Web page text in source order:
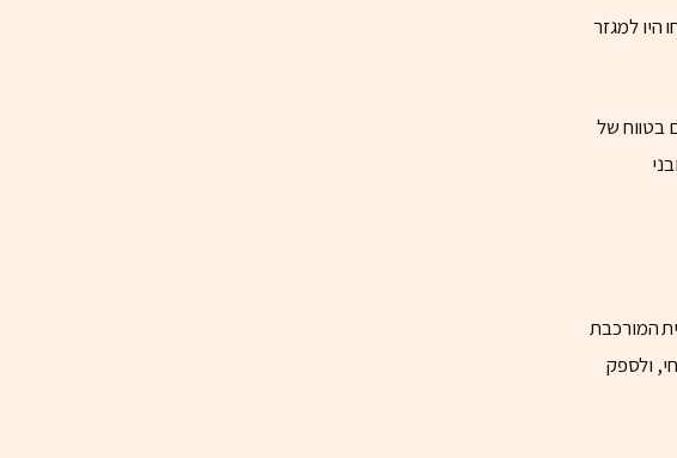
שקל. כ-73% מההלוואות שנדחו היו למגזר
בטווח של
המורכבת
ולספק